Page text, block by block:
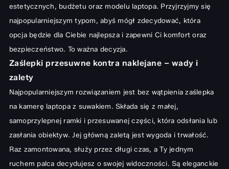
estetycznych, budżetu oraz modelu laptopa. Przyjrzyjmy się
najpopularniejszym typom, abyś mógł zdecydować, która
opcja będzie dla Ciebie najlepsza i zapewni Ci komfort oraz
bezpieczeństwo. To ważna decyzja.
Zaślepki przesuwne kontra naklejane – wady i
zalety
Najpopularniejszym rozwiązaniem jest bez wątpienia zaślepka
na kamerę laptopa z suwakiem. Składa się z małej,
samoprzylepnej ramki i przesuwanej części, która odsłania lub
zasłania obiektyw. Jej główną zaletą jest wygoda i trwałość.
Raz zamontowana, służy przez długi czas, a Ty jednym
ruchem palca decydujesz o swojej widoczności. Są eleganckie